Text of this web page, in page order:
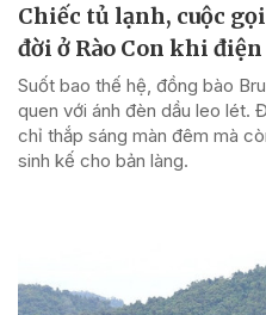
Chiếc tủ lạnh, cuộc
đời ở Rào Con khi điện
Suốt bao thế hệ, đồng bào
quen với ánh đèn dầu leo lét.
chỉ thắp sáng màn đêm mà
sinh kế cho bản làng.